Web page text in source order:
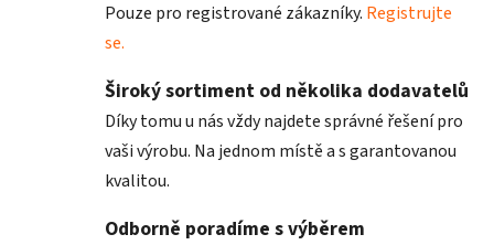
Pouze pro registrované zákazníky. Registrujte
se.
Široký sortiment od několika dodavatelů
Díky tomu u nás vždy najdete správné řešení pro
vaši výrobu. Na jednom místě a s garantovanou
kvalitou.
Odborně poradíme s výběrem